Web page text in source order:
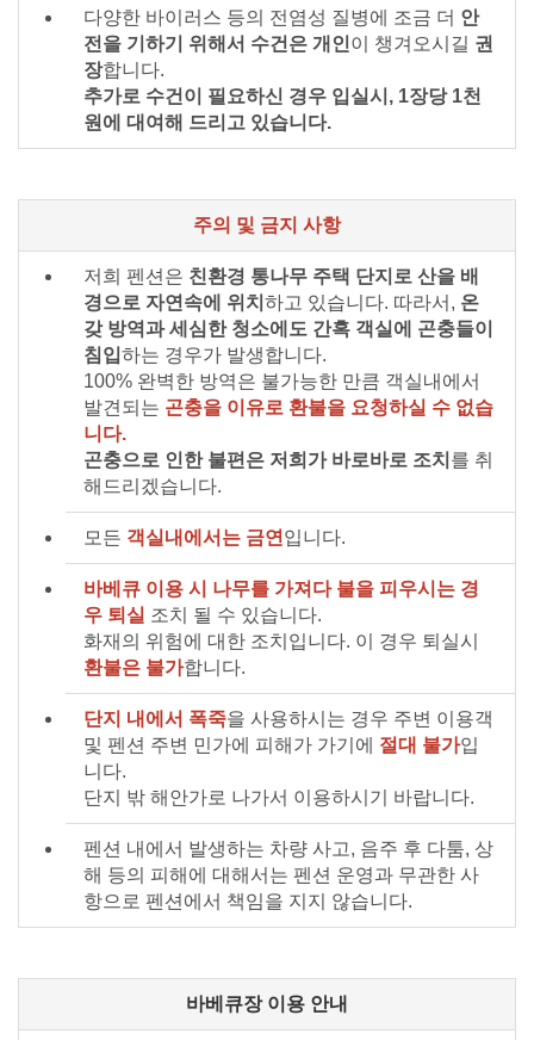
다양한 바이러스 등의 전염성 질병에 조금 더 안
전을 기하기 위해서 수건은 개인이 챙겨오시길 권
장합니다.
추가로 수건이 필요하신 경우 입실시, 1장당 1천
원에 대여해 드리고 있습니다.
주의 및 금지 사항
저희 펜션은 친환경 통나무 주택 단지로 산을 배
경으로 자연속에 위치 하고 있습니다. 따라서, 온
갖 방역과 세심한 청소에도 간혹 객실에 곤충들이
침입하는 경우가 발생합니다.
100% 완벽한 방역은 불가능한 만큼 객실내에서
발견되는 곤충을 이유로 환불을 요청하실 수 없습
니다.
곤충으로 인한 불편은 저희가 바로바로 조치 를 취
해드리겠습니다.
모든 객실내에서는 금연 입니다.
바베큐 이용 시 나무를 가져다 불을 피우시는 경
우 퇴실 조치 될 수 있습니다.
화재의 위험에 대한 조치입니다. 이 경우 퇴실시
환불은 불가합니다.
단지 내에서 폭죽을 사용하시는 경우 주변 이용객
및 펜션 주변 민가에 피해가 가기에 절대 불가입
니다.
단지 밖 해안가로 나가서 이용하시기 바랍니다.
펜션 내에서 발생하는 차량 사고, 음주 후 다툼, 상
해 등의 피해에 대해서는 펜션 운영과 무관한 사
항으로 펜션에서 책임을 지지 않습니다.
바베큐장 이용 안내